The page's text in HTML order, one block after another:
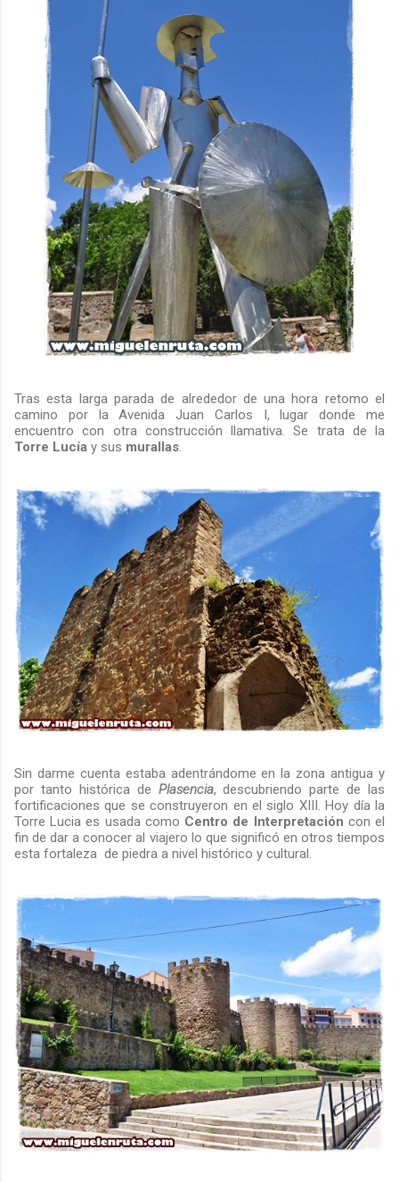
Tras esta larga parada de alrededor de una hora retomo el
camino por la Avenida Juan Carlos I, lugar donde me
encuentro con otra construcción llamativa. Se trata de la
Torre Lucía y sus murallas.
Sin darme cuenta estaba adentrándome en la zona antigua y
por tanto histórica de Plasencia, descubriendo parte de las
fortificaciones que se construyeron en el siglo XIII. Hoy día la
Torre Lucia es usada como Centro de Interpretación con el
fin de dar a conocer al viajero lo que significó en otros tiempos
esta fortaleza de piedra a nivel histórico y cultural.